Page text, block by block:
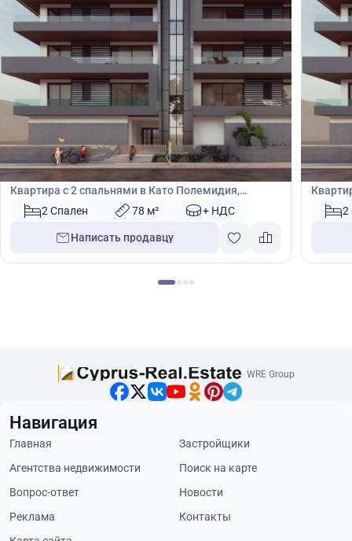
€295 000
Квартира
Квартира с 2 спальнями в Като Полемидия,
Лимасол, Кипр № 42684
2 Спален 78 м² + НДС
Написать продавцу
€295
2
WRE Group
Навигация
Главная
Застройщики
Агентства недвижимости
Поиск на карте
Вопрос-ответ
Новости
Реклама
Контакты